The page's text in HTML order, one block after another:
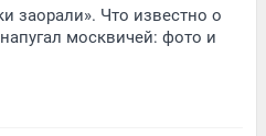
заорали». Что известно о
москвичей: фото и